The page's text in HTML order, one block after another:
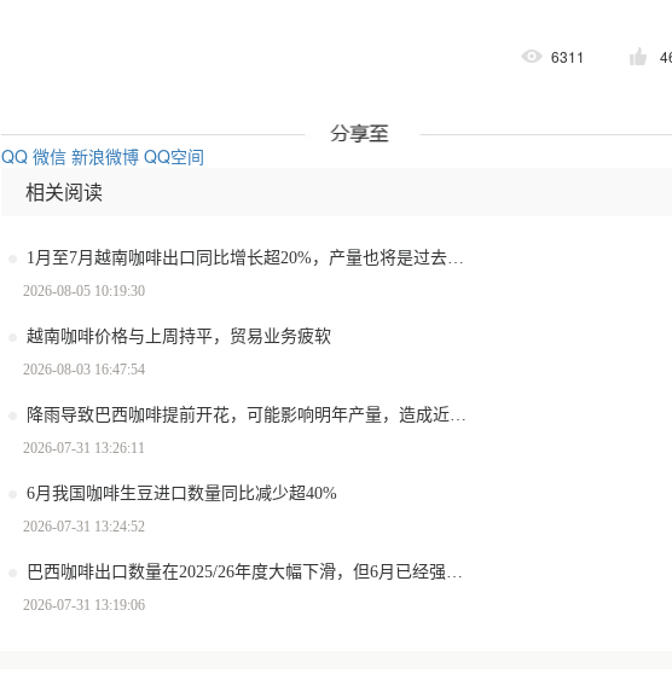
6311
QQ 微信 新浪微博 QQ空间
相关阅读
2026-08-05 10:19:30
越南咖啡价格与上周持平，贸易业务疲软
2026-08-03 16:47:54
2026-07-31 13:26:11
6月我国咖啡生豆进口数量同比减少超40%
2026-07-31 13:24:52
2026-07-31 13:19:06